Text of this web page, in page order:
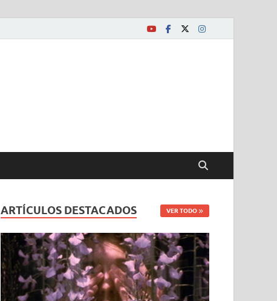
ARTÍCULOS DESTACADOS VER TODO